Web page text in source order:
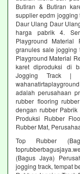
Butiran & Butiran
supplier epdm jogging
Daur Ulang Daur
harga pabrik 4.
Playground Material
granules sale jogging
Playground Material
karet diproduksi di
Jogging Track |
adalah perusahaan
rubber flooring
dengan rubber Pabrik
Produksi Rubber
Rubber Mat,
Top Rubber
(Bagus Jaya)
jogging track, tempat